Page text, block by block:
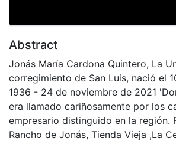
Abstract
Jonás María Cardona Quintero, La
corregimiento de San Luis, nació el
1936 - 24 de noviembre de 2021
era llamado cariñosamente por los
empresario distinguido en la región.
Rancho de Jonás, Tienda Vieja ,La